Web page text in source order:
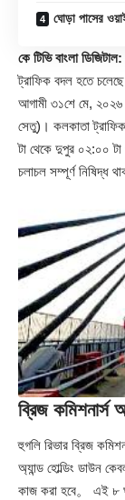
ঘোড়া পাসের
কে টিভি বাংলা ডিজিটাল:
ট্রাফিক বদল হতে
আগামী ৩১শে মে, ২০২৬
সেতু)। কলকাতা
টা থেকে দুপুর ০২:০০ টা
চলাচল সম্পূর্ণ নিষিদ্ধ
ব্রিজ
হুগলি রিভার ব্রিজ
অ্যান্ড হোল্ডিং ডাউন
কাজ করা হবে。 এই ৮